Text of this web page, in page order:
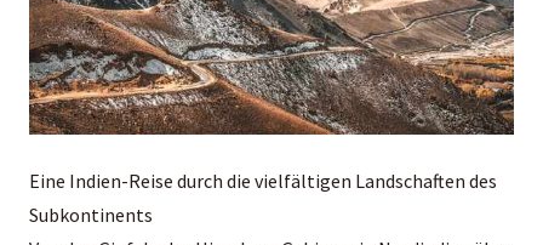
Eine Indien-Reise durch die vielfältigen Landschaften des
Subkontinents